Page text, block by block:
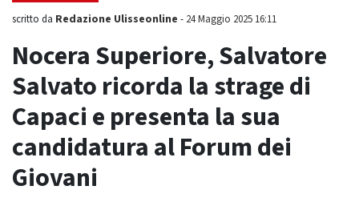
scritto da Redazione Ulisseonline - 24 Maggio 2025 16:11
Nocera Superiore, Salvatore
Salvato ricorda la strage di
Capaci e presenta la sua
candidatura al Forum dei
Giovani